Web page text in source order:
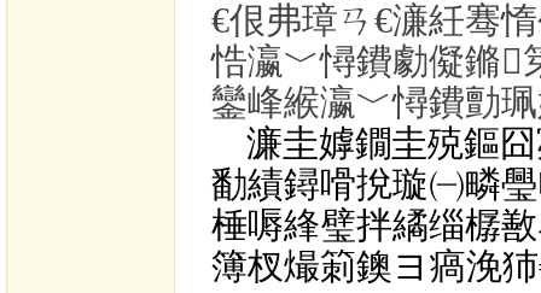
€佷弗璋ㄢ€濓紝骞
悎瀛﹀憳鐨勮儗鏅
鑾峰緱瀛﹀憳鐨勯
濂圭嫭鐗圭殑鏂
勫績鐞嗗挩璇㈠疄
棰嗕綘璧拌繘缁樼
簿杈熶箣鐭ヨ瘑浼